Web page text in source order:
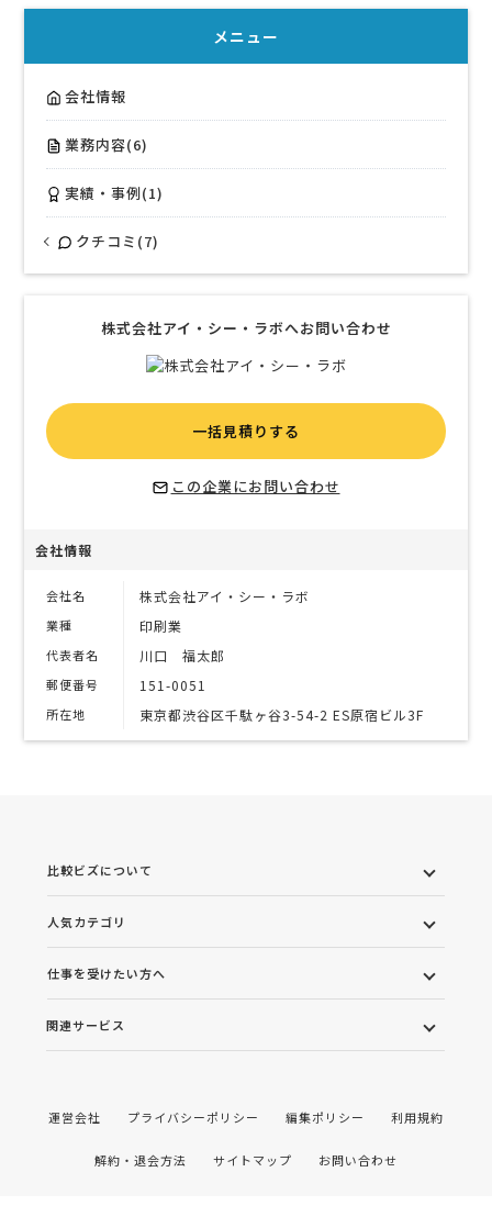
メニュー
会社情報
業務内容(6)
実績・事例(1)
クチコミ(7)
株式会社アイ・シー・ラボへお問い合わせ
一括見積りする
この企業にお問い合わせ
会社情報
会社名 株式会社アイ・シー・ラボ
業種 印刷業
代表者名 川口 福太郎
郵便番号 151-0051
所在地 東京都渋谷区千駄ヶ谷3-54-2 ES原宿ビル3F
比較ビズについて
人気カテゴリ
仕事を受けたい方へ
関連サービス
運営会社 プライバシーポリシー 編集ポリシー 利用規約
解約・退会方法 サイトマップ お問い合わせ